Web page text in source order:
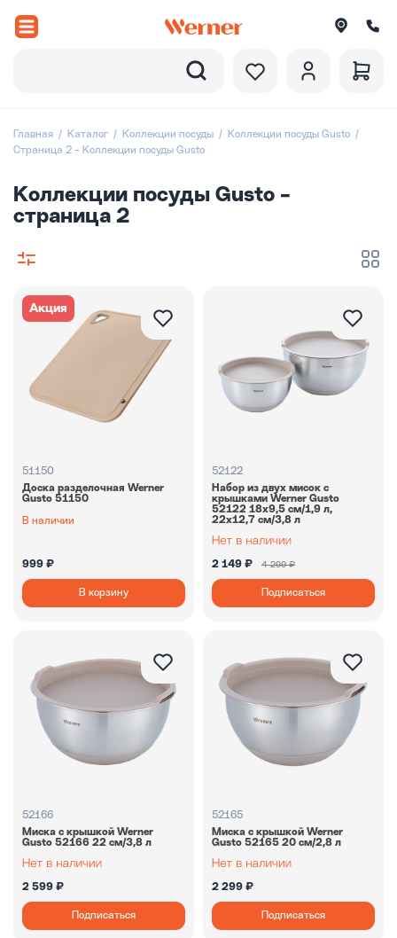
посуды
Главная Каталог Коллекции посуды
Коллекции посуды Gusto
Страница 2 - Коллекции посуды Gusto
Коллекции посуды Gusto -
страница 2
Акция
51150
Доска разделочная Werner
Gusto 51150
В наличии
999 ₽
В корзину
52122
Набор из двух мисок с
крышками Werner Gusto
52122 18х9,5 см/1,9 л,
22х12,7 см/3,8 л
2 149 ₽ 4 299 ₽
Подписаться
52166
Миска с крышкой Werner
Gusto 52166 22 см/3,8 л
2 599 ₽
Подписаться
52165
Миска с крышкой Werner
Gusto 52165 20 см/2,8 л
2 299 ₽
Подписаться